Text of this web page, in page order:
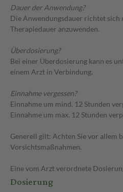
Dauer der Anwendung?
Die Anwendungsdauer richtet
Therapiedauer anzuwenden.
Überdosierung?
Bei einer Überdosierung kann es
einem Arzt in Verbindung.
Einnahme vergessen?
Einnahme um mind. 12 Stunden
Einnahme um max. 12 Stunden
Generell gilt: Achten Sie vor allem
Vorsichtsmaßnahmen.
Eine vom Arzt verordnete
Dosierung